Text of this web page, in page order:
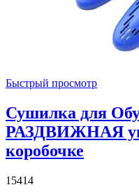
Быстрый просмотр
Сушилка для
РАЗДВИЖНАЯ
коробочке
15414